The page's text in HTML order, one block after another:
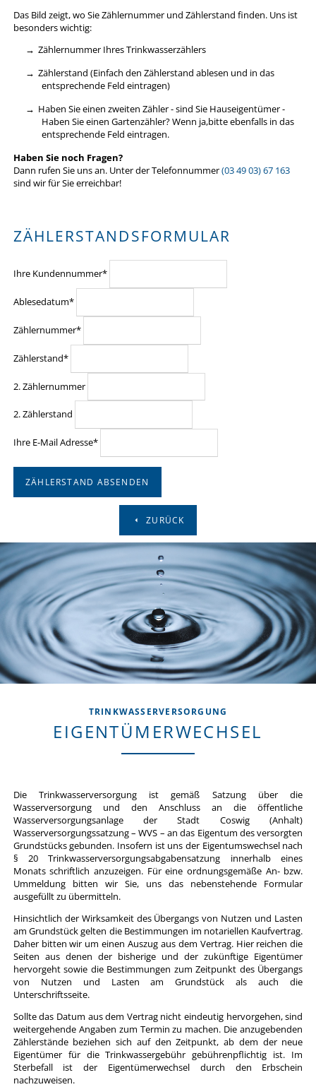
Das Bild zeigt, wo Sie Zählernummer und Zählerstand finden. Uns ist
besonders wichtig:
Zählernummer Ihres Trinkwasserzählers
Zählerstand (Einfach den Zählerstand ablesen und in das
entsprechende Feld eintragen)
Haben Sie einen zweiten Zähler - sind Sie Hauseigentümer -
Haben Sie einen Gartenzähler? Wenn ja,bitte ebenfalls in das
entsprechende Feld eintragen.
Haben Sie noch Fragen?
Dann rufen Sie uns an. Unter der Telefonnummer(03 49 03) 67 163
sind wir für Sie erreichbar!
ZÄHLERSTANDSFORMULAR
Ihre Kundennummer*
Ablesedatum*
Zählernummer*
Zählerstand*
2. Zählernummer
2. Zählerstand
Ihre E-Mail Adresse*
ZÄHLERSTAND ABSENDEN
ZURÜCK
TRINKWASSERVERSORGUNG
EIGENTÜMERWECHSEL
Die Trinkwasserversorgung ist gemäß Satzung über die
Wasserversorgung und den Anschluss an die öffentliche
Wasserversorgungsanlage der Stadt Coswig (Anhalt)
Wasserversorgungssatzung – WVS – an das Eigentum des versorgten
Grundstücks gebunden. Insofern ist uns der Eigentumswechsel nach
§ 20 Trinkwasserversorgungsabgabensatzung innerhalb eines
Monats schriftlich anzuzeigen. Für eine ordnungsgemäße An- bzw.
Ummeldung bitten wir Sie, uns das nebenstehende Formular
ausgefüllt zu übermitteln.
Hinsichtlich der Wirksamkeit des Übergangs von Nutzen und Lasten
am Grundstück gelten die Bestimmungen im notariellen Kaufvertrag.
Daher bitten wir um einen Auszug aus dem Vertrag. Hier reichen die
Seiten aus denen der bisherige und der zukünftige Eigentümer
hervorgeht sowie die Bestimmungen zum Zeitpunkt des Übergangs
von Nutzen und Lasten am Grundstück als auch die
Unterschriftsseite.
Sollte das Datum aus dem Vertrag nicht eindeutig hervorgehen, sind
weitergehende Angaben zum Termin zu machen. Die anzugebenden
Zählerstände beziehen sich auf den Zeitpunkt, ab dem der neue
Eigentümer für die Trinkwassergebühr gebührenpflichtig ist. Im
Sterbefall ist der Eigentümerwechsel durch den Erbschein
nachzuweisen.